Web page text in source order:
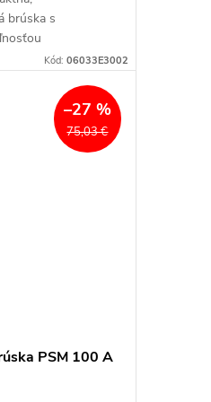
brúska s
Kód: 06033E3002
75,03 €
–27 %
PSM 100 A